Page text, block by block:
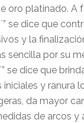
oro platinado. A
se dice que
y la
sencilla por su
se dice que
iniciales y ranura
da mayor
de arcos y